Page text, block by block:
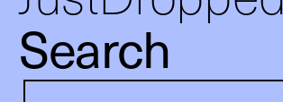
Search